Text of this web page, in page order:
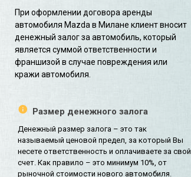
При оформлении договора аренды
автомобиля Mazda в Милане клиент вносит
денежный залог за автомобиль, который
является суммой ответственности и
франшизой в случае повреждения или
кражи автомобиля.
Размер денежного залога
Денежный размер залога – это так
называемый ценовой предел, за который Вы
несете ответственность и оплачиваете за свой
счет. Как правило – это минимум 10%, от
рыночной стоимости нового автомобиля.